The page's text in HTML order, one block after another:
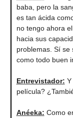
baba, pero la
es tan ácida
no tengo ahora
hacia sus
problemas. Sí se
como todo buen
Entrevistador:
película?
Anéeka: Como